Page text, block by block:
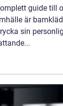
guide till
är
sin